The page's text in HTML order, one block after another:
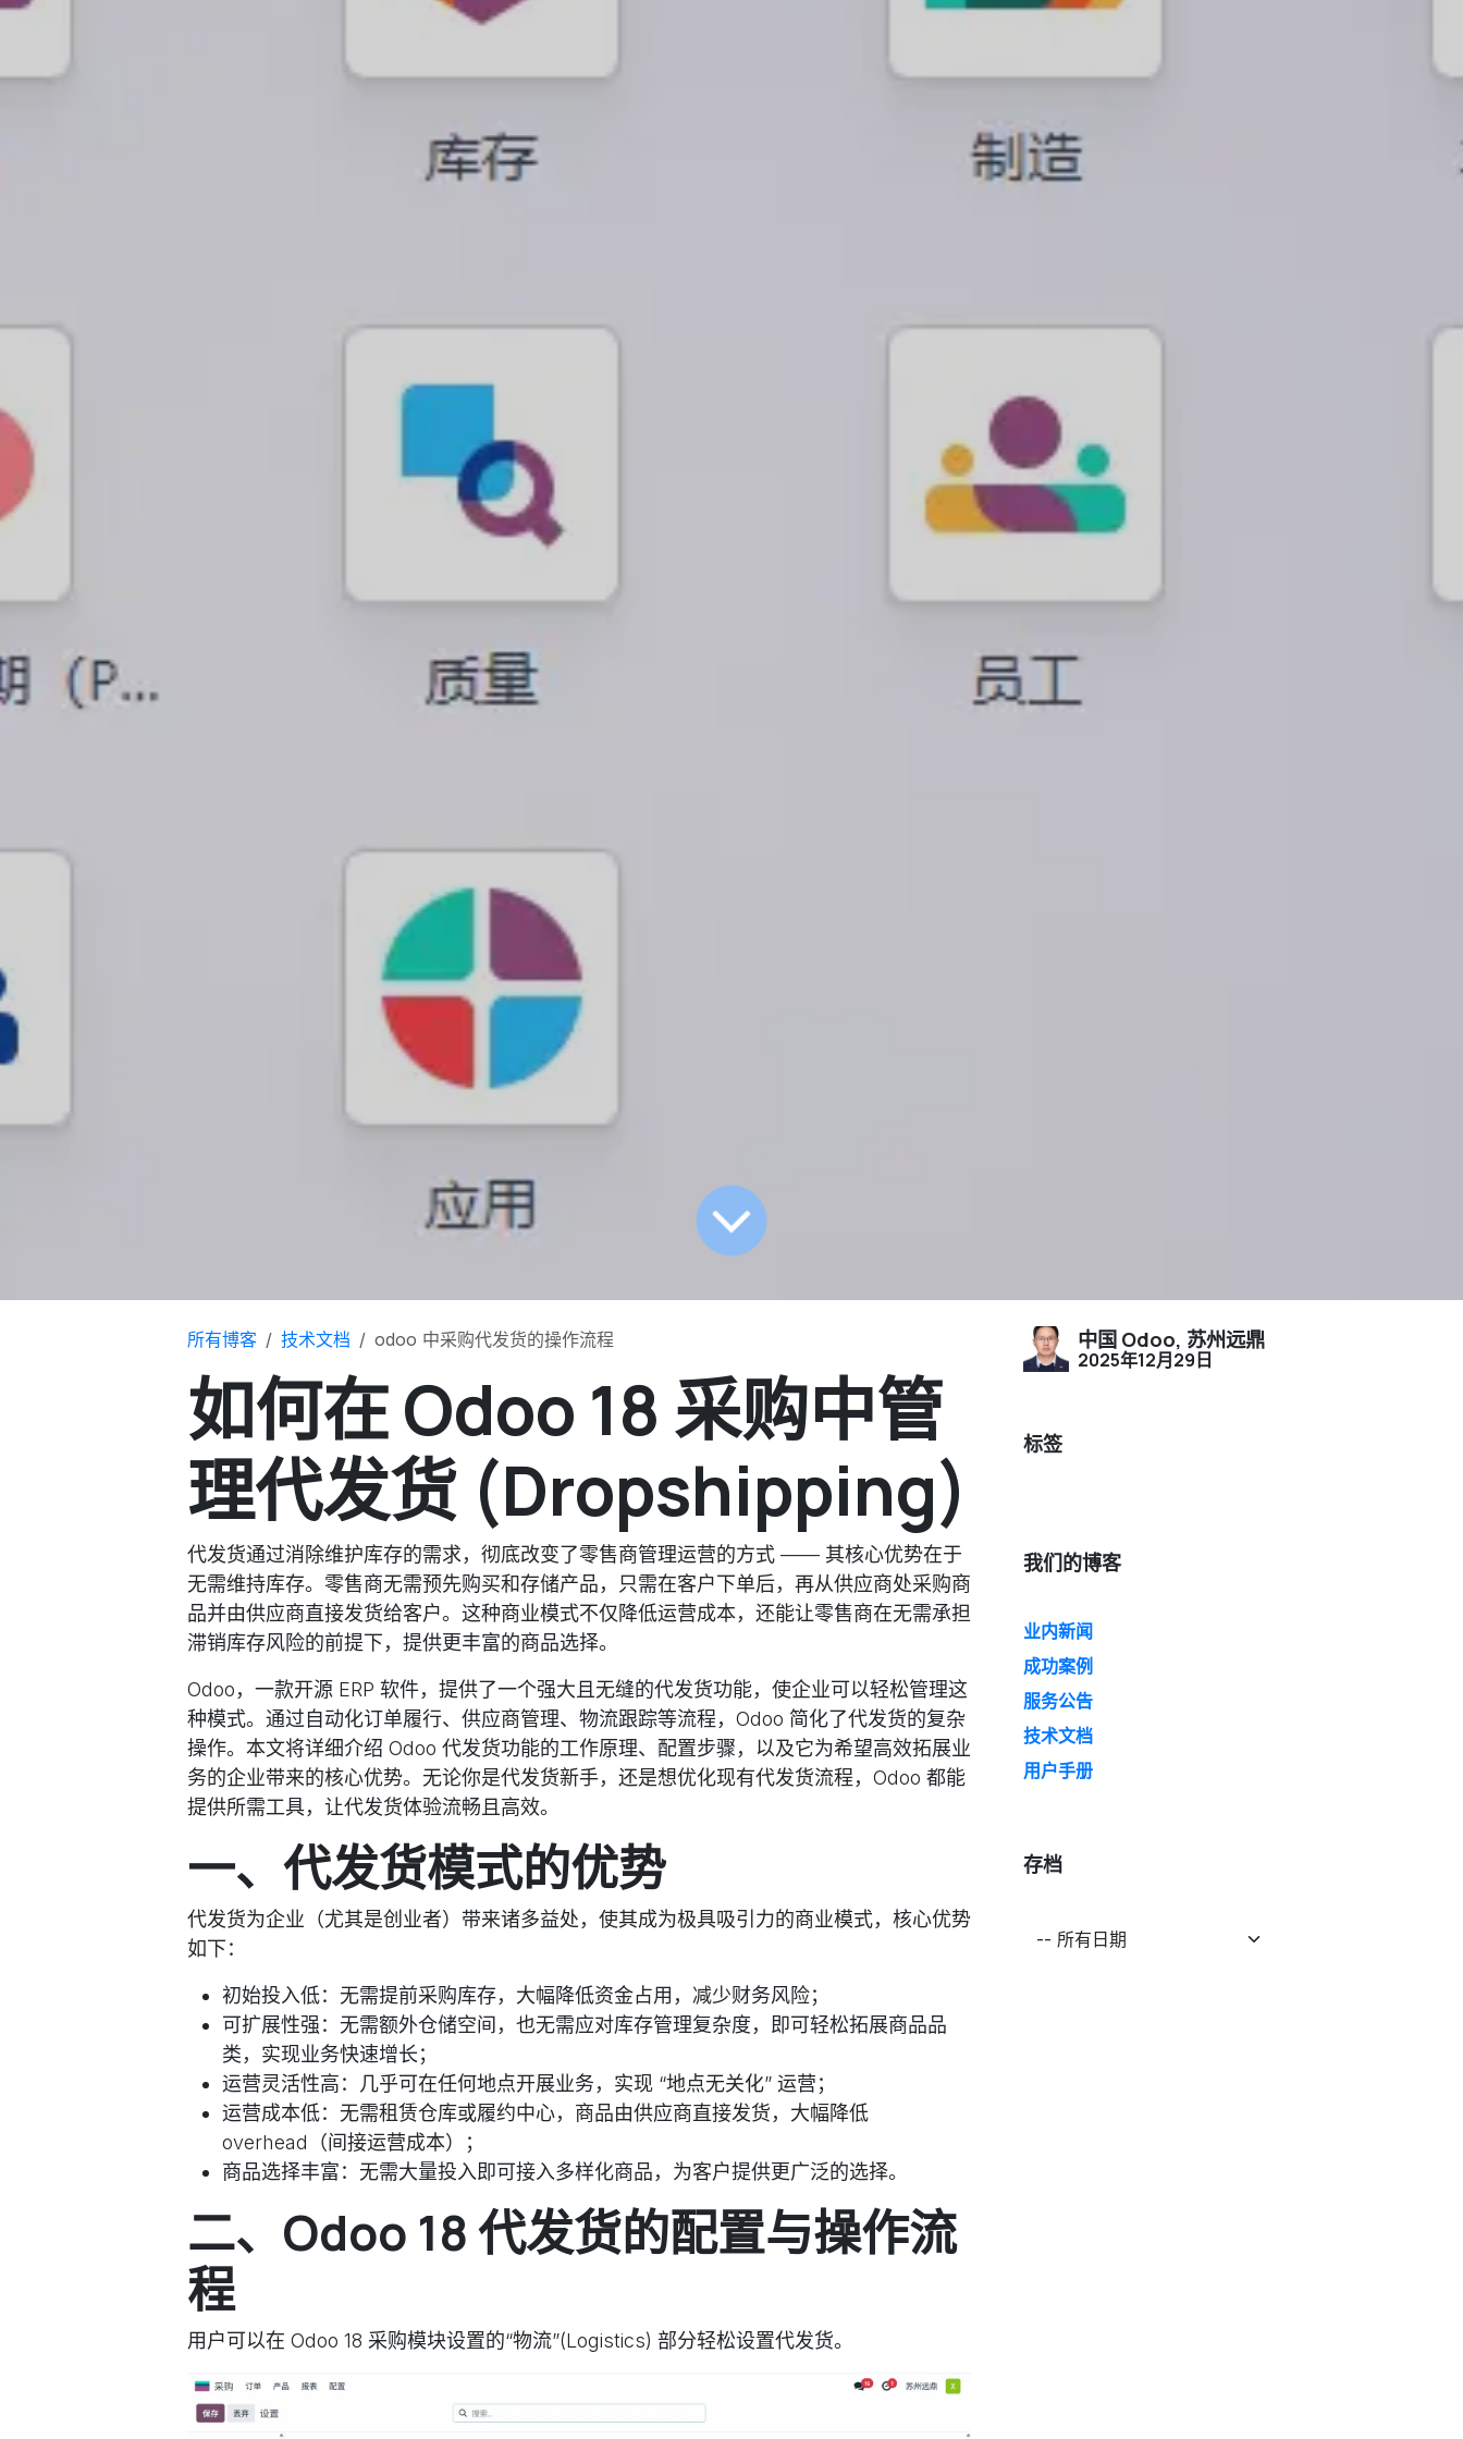
所有博客 技术文档 odoo 中采购代发货的操作流程
如何在 Odoo 18 采购中管
理代发货 (Dropshipping)
代发货通过消除维护库存的需求，彻底改变了零售商管理运营的方式 —— 其核心优势在于
无需维持库存。零售商无需预先购买和存储产品，只需在客户下单后，再从供应商处采购商
品并由供应商直接发货给客户。这种商业模式不仅降低运营成本，还能让零售商在无需承担
滞销库存风险的前提下，提供更丰富的商品选择。
Odoo，一款开源 ERP 软件，提供了一个强大且无缝的代发货功能，使企业可以轻松管理这
种模式。通过自动化订单履行、供应商管理、物流跟踪等流程，Odoo 简化了代发货的复杂
操作。本文将详细介绍 Odoo 代发货功能的工作原理、配置步骤，以及它为希望高效拓展业
务的企业带来的核心优势。无论你是代发货新手，还是想优化现有代发货流程，Odoo 都能
提供所需工具，让代发货体验流畅且高效。
一、代发货模式的优势
代发货为企业（尤其是创业者）带来诸多益处，使其成为极具吸引力的商业模式，核心优势
如下：
初始投入低：无需提前采购库存，大幅降低资金占用，减少财务风险；
可扩展性强：无需额外仓储空间，也无需应对库存管理复杂度，即可轻松拓展商品品
类，实现业务快速增长；
运营灵活性高：几乎可在任何地点开展业务，实现 “地点无关化” 运营；
运营成本低：无需租赁仓库或履约中心，商品由供应商直接发货，大幅降低
overhead（间接运营成本）；
商品选择丰富：无需大量投入即可接入多样化商品，为客户提供更广泛的选择。
二、Odoo 18 代发货的配置与操作流
程
用户可以在 Odoo 18 采购模块设置的“物流”(Logistics) 部分轻松设置代发货。
中国 Odoo, 苏州远鼎
2025年12月29日
标签
我们的博客
业内新闻
成功案例
服务公告
技术文档
用户手册
存档